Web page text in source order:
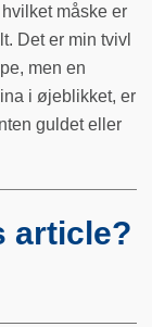
måske er
Det er min tvivl
men en
i øjeblikket, er
guldet eller
article?